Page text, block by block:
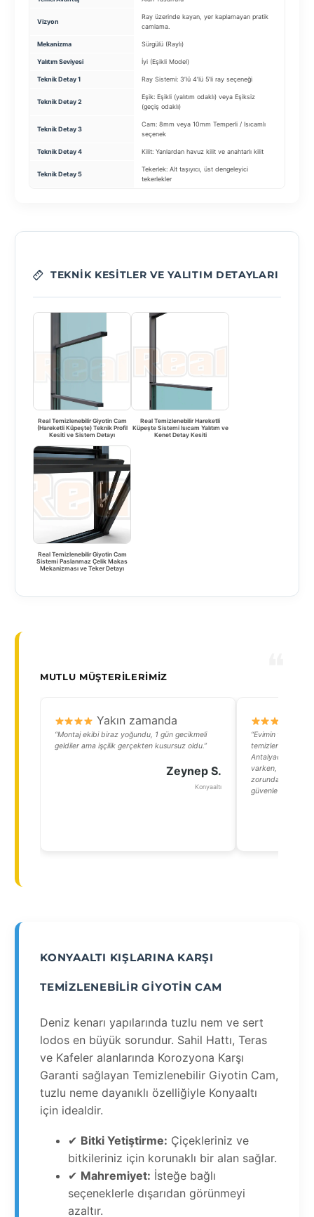
Vizyon
Ray üzerinde kayan, yer kaplamayan pratik
camlama.
Mekanizma Sürgülü (Raylı)
Yalıtım Seviyesi İyi (Eşikli Model)
Teknik Detay 1 Ray Sistemi: 3’lü 4’lü 5’li ray seçeneği
Teknik Detay 2
Eşik: Eşikli (yalıtım odaklı) veya Eşiksiz
(geçiş odaklı)
Teknik Detay 3
Cam: 8mm veya 10mm Temperli / Isıcamlı
seçenek
Teknik Detay 4 Kilit: Yanlardan havuz kilit ve anahtarlı kilit
Teknik Detay 5
Tekerlek: Alt taşıyıcı, üst dengeleyici
tekerlekler
TEKNIK KESITLER VE YALITIM DETAYLARI
Real Temizlenebilir Giyotin Cam
(Hareketli Küpeşte) Teknik Profil
Kesiti ve Sistem Detayı
Real Temizlenebilir Hareketli
Küpeşte Sistemi Isıcam Yalıtım ve
Kenet Detay Kesiti
Real Temizlenebilir Giyotin Cam
Sistemi Paslanmaz Çelik Makas
Mekanizması ve Teker Detayı
MUTLU MÜŞTERILERIMIZ
Yakın zamanda
“Montaj ekibi biraz yoğundu, 1 gün gecikmeli
geldiler ama işçilik gerçekten kusursuz oldu.”
Zeynep S.
Konyaaltı
“Evimin terasında
temizlenmesi
Antalyada sürekli
varken, bu sistem
zorunda
güvenle
KONYAALTI KIŞLARINA KARŞI
TEMIZLENEBILIR GIYOTIN CAM
Deniz kenarı yapılarında tuzlu nem ve sert
lodos en büyük sorundur. Sahil Hattı, Teras
ve Kafeler alanlarında Korozyona Karşı
Garanti sağlayan Temizlenebilir Giyotin Cam,
tuzlu neme dayanıklı özelliğiyle Konyaaltı
için idealdir.
✔ Bitki Yetiştirme: Çiçekleriniz ve
bitkileriniz için korunaklı bir alan sağlar.
✔ Mahremiyet: İsteğe bağlı
seçeneklerle dışarıdan görünmeyi
azaltır.